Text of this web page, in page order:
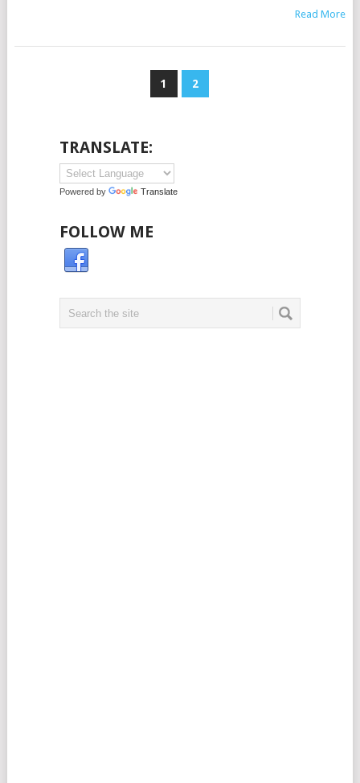
Read More
1 2
TRANSLATE:
Powered by Translate
FOLLOW ME